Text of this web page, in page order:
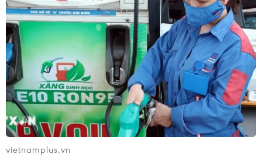
TIN LIÊN QUAN
vietnamplus.vn